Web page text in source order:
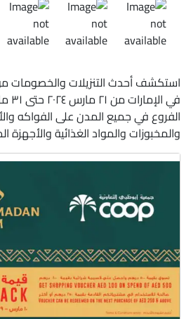
استكشف أحدث التنزيلات والخصومات
الفروع في جميع المدن على الفواكه
والمخبوزات والمواد الغذائية والأجهزة